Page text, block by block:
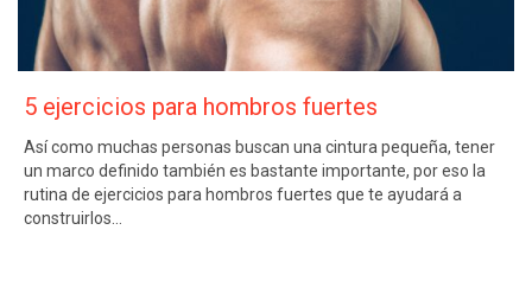
5 ejercicios para hombros fuertes
Así como muchas personas buscan una cintura pequeña, tener
un marco definido también es bastante importante, por eso la
rutina de ejercicios para hombros fuertes que te ayudará a
construirlos…